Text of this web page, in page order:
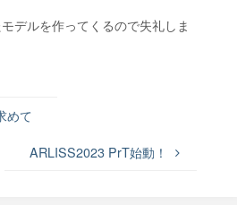
デルを作ってくるので失礼しま
めて
ARLISS2023 PrT始動！